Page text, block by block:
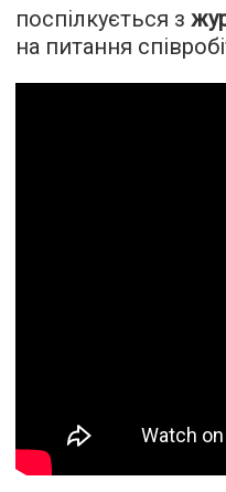
поспілкується з
на питання